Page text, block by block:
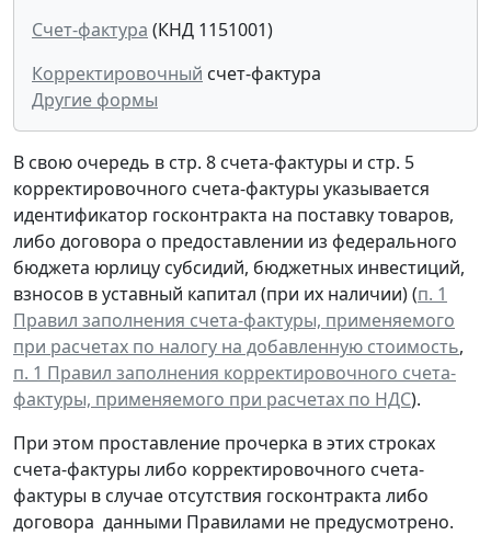
Счет-фактура (КНД 1151001)
Корректировочный счет-фактура
Другие формы
В свою очередь в стр. 8 счета-фактуры и стр. 5
корректировочного счета-фактуры указывается
идентификатор госконтракта на поставку товаров,
либо договора о предоставлении из федерального
бюджета юрлицу субсидий, бюджетных инвестиций,
взносов в уставный капитал (при их наличии) (п. 1
Правил заполнения счета-фактуры, применяемого
при расчетах по налогу на добавленную стоимость,
п. 1 Правил заполнения корректировочного счета-
фактуры, применяемого при расчетах по НДС).
При этом проставление прочерка в этих строках
счета-фактуры либо корректировочного счета-
фактуры в случае отсутствия госконтракта либо
договора данными Правилами не предусмотрено.